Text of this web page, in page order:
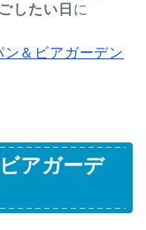
したい日 に
＆ビアガーデン
アガーデ